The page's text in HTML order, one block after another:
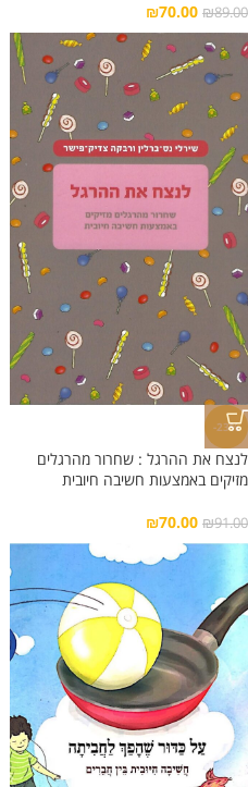
₪89.00
₪70.00
-23%
לנצח את ההרגל : שחרור מהרגלים
מזיקים באמצעות חשיבה חיובית
₪91.00
₪70.00